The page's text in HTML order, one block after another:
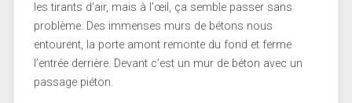
les tirants d’air, mais à l’œil, ça semble passer sans
problème. Des immenses murs de bétons nous
entourent, la porte amont remonte du fond et ferme
l’entrée derrière. Devant c’est un mur de béton avec un
passage piéton.